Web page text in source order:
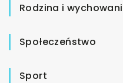
Rodzina i
Społeczeństwo
Sport